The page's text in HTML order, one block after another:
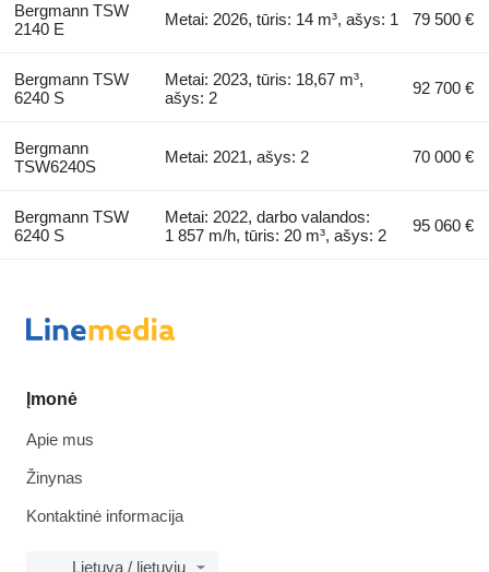
Bergmann TSW
2140 E
Metai: 2026, tūris: 14 m³, ašys: 1 79 500 €
Bergmann TSW
6240 S
Metai: 2023, tūris: 18,67 m³,
ašys: 2
92 700 €
Bergmann
TSW6240S
Metai: 2021, ašys: 2 70 000 €
Bergmann TSW
6240 S
Metai: 2022, darbo valandos:
1 857 m/h, tūris: 20 m³, ašys: 2
95 060 €
Įmonė
Apie mus
Žinynas
Kontaktinė informacija
Lietuva / lietuvių